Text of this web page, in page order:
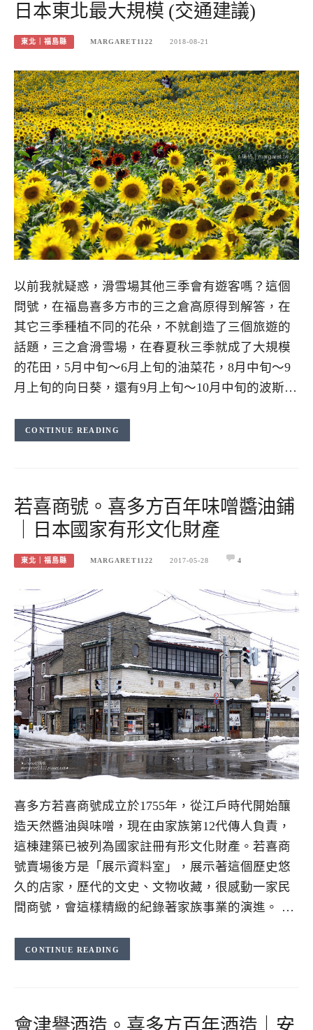
日本東北最大規模 (交通建議)
東北｜福島縣 MARGARET1122 2018-08-21
以前我就疑惑，滑雪場其他三季會有遊客嗎？這個
問號，在福島喜多方市的三之倉高原得到解答，在
其它三季種植不同的花朵，不就創造了三個旅遊的
話題，三之倉滑雪場，在春夏秋三季就成了大規模
的花田，5月中旬～6月上旬的油菜花，8月中旬～9
月上旬的向日葵，還有9月上旬～10月中旬的波斯…
CONTINUE READING
若喜商號。喜多方百年味噌醬油鋪
｜日本國家有形文化財產
東北｜福島縣 MARGARET1122 2017-05-28 4
喜多方若喜商號成立於1755年，從江戶時代開始釀
造天然醬油與味噌，現在由家族第12代傳人負責，
這棟建築已被列為國家註冊有形文化財產。若喜商
號賣場後方是「展示資料室」，展示著這個歷史悠
久的店家，歷代的文史、文物收藏，很感動一家民
間商號，會這樣精緻的紀錄著家族事業的演進。 …
CONTINUE READING